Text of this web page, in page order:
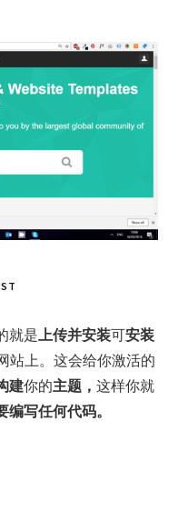
就是 上传并安装可安装
站上。这会给你激活的
建你的主题，这样你就
写任何代码。